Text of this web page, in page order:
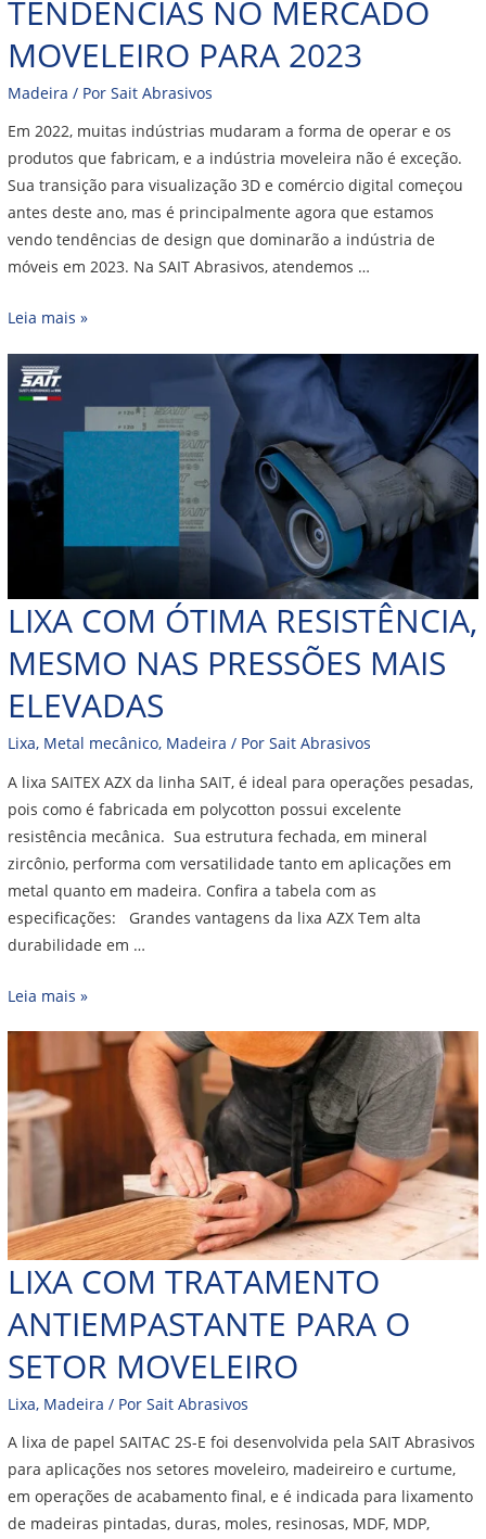
TENDÊNCIAS NO MERCADO
MOVELEIRO PARA 2023
Madeira / PorSait Abrasivos
Em 2022, muitas indústrias mudaram a forma de operar e os
produtos que fabricam, e a indústria moveleira não é exceção.
Sua transição para visualização 3D e comércio digital começou
antes deste ano, mas é principalmente agora que estamos
vendo tendências de design que dominarão a indústria de
móveis em 2023. Na SAIT Abrasivos, atendemos …
Leia mais »
LIXA COM ÓTIMA RESISTÊNCIA,
MESMO NAS PRESSÕES MAIS
ELEVADAS
Lixa, Metal mecânico, Madeira / PorSait Abrasivos
A lixa SAITEX AZX da linha SAIT, é ideal para operações pesadas,
pois como é fabricada em polycotton possui excelente
resistência mecânica. Sua estrutura fechada, em mineral
zircônio, performa com versatilidade tanto em aplicações em
metal quanto em madeira. Confira a tabela com as
especificações: Grandes vantagens da lixa AZX Tem alta
durabilidade em …
Leia mais »
LIXA COM TRATAMENTO
ANTIEMPASTANTE PARA O
SETOR MOVELEIRO
Lixa, Madeira / PorSait Abrasivos
A lixa de papel SAITAC 2S-E foi desenvolvida pela SAIT Abrasivos
para aplicações nos setores moveleiro, madeireiro e curtume,
em operações de acabamento final, e é indicada para lixamento
de madeiras pintadas, duras, moles, resinosas, MDF, MDP,